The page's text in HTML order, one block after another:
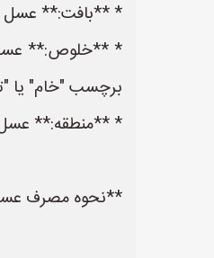
* **بافت:** عسل
* **خلوص:** عسل
برچسب "خام" یا
* **منطقه:**
**نحوه مصرف